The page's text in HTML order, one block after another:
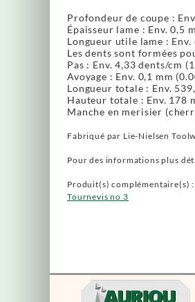
Profondeur de coupe :
Épaisseur lame : Env. 0,5
Longueur utile lame :
Les dents sont formées
Pas : Env. 4,33 dents/cm
Avoyage : Env. 0,1 mm
Longueur totale : Env.
Hauteur totale : Env. 178
Manche en merisier
Fabriqué par Lie-Nielsen
Pour des informations plus
Produit(s) complémentaire(s) :
Tournevis no 3